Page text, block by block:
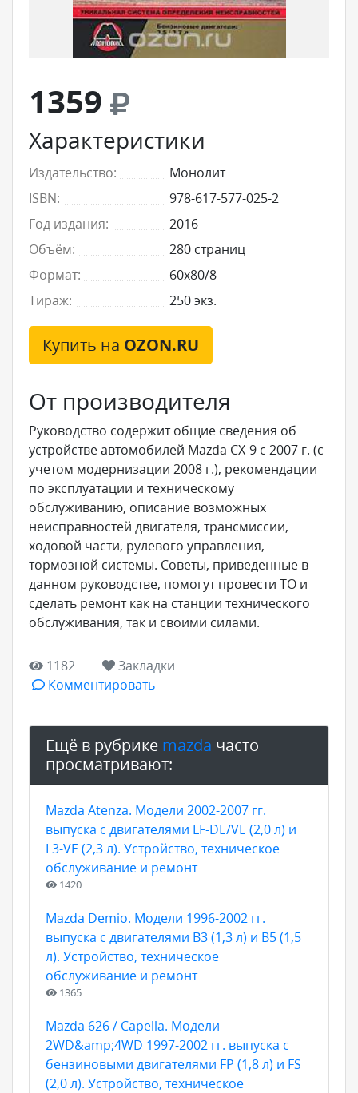
1359
Характеристики
Издательство:
Монолит
ISBN:
978-617-577-025-2
Год издания:
2016
Объём:
280 страниц
Формат:
60x80/8
Тираж:
250 экз.
Купить на OZON.RU
От производителя
Руководство содержит общие сведения об
устройстве автомобилей Mazda СХ-9 с 2007 г. (с
учетом модернизации 2008 г.), рекомендации
по эксплуатации и техническому
обслуживанию, описание возможных
неисправностей двигателя, трансмиссии,
ходовой части, рулевого управления,
тормозной системы. Советы, приведенные в
данном руководстве, помогут провести ТО и
сделать ремонт как на станции технического
обслуживания, так и своими силами.
1182
Закладки
Комментировать
Ещё в рубрике mazda часто
просматривают:
Mazda Atenza. Модели 2002-2007 гг.
выпуска с двигателями LF-DE/VE (2,0 л) и
L3-VE (2,3 л). Устройство, техническое
обслуживание и ремонт
1420
Mazda Demio. Модели 1996-2002 гг.
выпуска с двигателями В3 (1,3 л) и В5 (1,5
л). Устройство, техническое
обслуживание и ремонт
1365
Mazda 626 / Capella. Модели
2WD&amp;4WD 1997-2002 гг. выпуска с
бензиновыми двигателями FP (1,8 л) и FS
(2,0 л). Устройство, техническое